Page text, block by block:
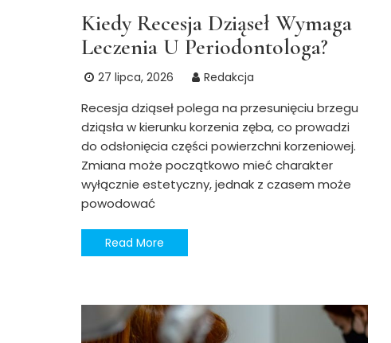
Kiedy Recesja Dziąseł Wymaga
Leczenia U Periodontologa?
27 lipca, 2026 Redakcja
Recesja dziąseł polega na przesunięciu brzegu
dziąsła w kierunku korzenia zęba, co prowadzi
do odsłonięcia części powierzchni korzeniowej.
Zmiana może początkowo mieć charakter
wyłącznie estetyczny, jednak z czasem może
powodować
Read More